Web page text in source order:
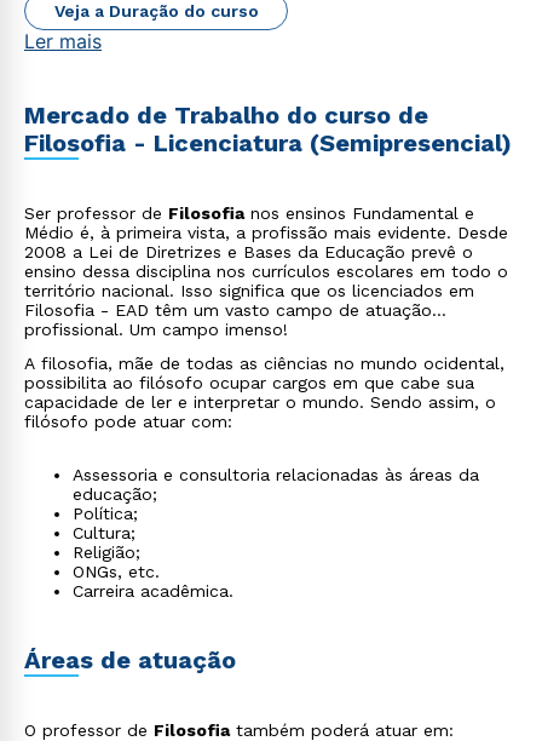
Veja a Duração do curso
Ler mais
Mercado de Trabalho do curso de
Filosofia - Licenciatura (Semipresencial)
Ser professor de Filosofianos ensinos Fundamental e
Médio é, à primeira vista, a profissão mais evidente. Desde
2008 a Lei de Diretrizes e Bases da Educação prevê o
ensino dessa disciplina nos currículos escolares em todo o
território nacional. Isso significa que os licenciados em
Filosofia - EAD têm um vasto campo de atuação
profissional. Um campo imenso!
A filosofia, mãe de todas as ciências no mundo ocidental,
possibilita ao filósofo ocupar cargos em que cabe sua
capacidade de ler e interpretar o mundo. Sendo assim, o
filósofo pode atuar com:
Assessoria e consultoria relacionadas às áreas da
educação;
Política;
Cultura;
Religião;
ONGs, etc.
Carreira acadêmica.
Áreas de atuação
O professor de Filosofiatambém poderá atuar em: